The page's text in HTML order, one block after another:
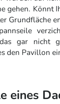
gehen. Könnt
Grundfläche
gar nicht
den Pavillon
eines